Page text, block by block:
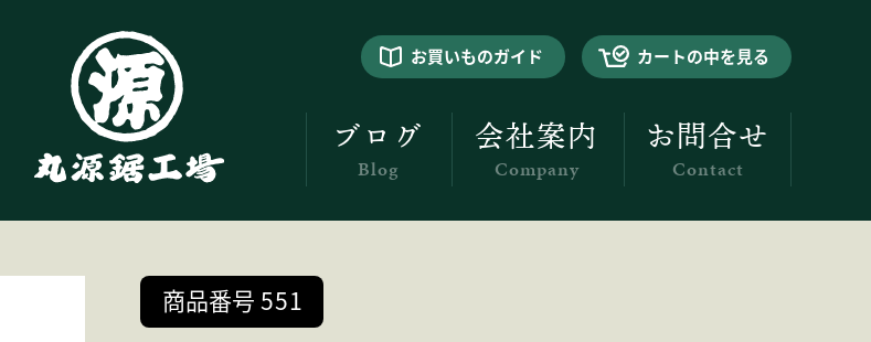
ブログ
Blog
会社案内
Company
お問合せ
Contact
お買いものガイド カートの中を見る
商品番号 551